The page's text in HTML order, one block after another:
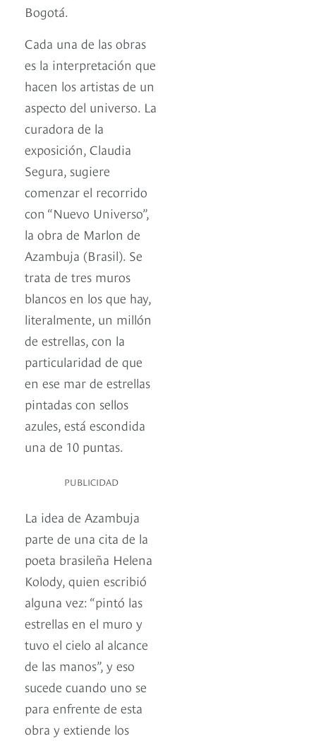
Bogotá.
Cada una de las obras
es la interpretación que
hacen los artistas de un
aspecto del universo. La
curadora de la
exposición, Claudia
Segura, sugiere
comenzar el recorrido
con “Nuevo Universo”,
la obra de Marlon de
Azambuja (Brasil). Se
trata de tres muros
blancos en los que hay,
literalmente, un millón
de estrellas, con la
particularidad de que
en ese mar de estrellas
pintadas con sellos
azules, está escondida
una de 10 puntas.
PUBLICIDAD
La idea de Azambuja
parte de una cita de la
poeta brasileña Helena
Kolody, quien escribió
alguna vez: “pintó las
estrellas en el muro y
tuvo el cielo al alcance
de las manos”, y eso
sucede cuando uno se
para enfrente de esta
obra y extiende los